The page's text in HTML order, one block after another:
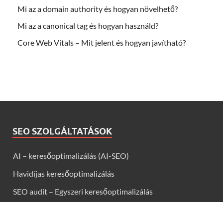
Mi az a domain authority és hogyan növelhető?
Mi az a canonical tag és hogyan használd?
Core Web Vitals – Mit jelent és hogyan javítható?
SEO SZOLGÁLTATÁSOK
AI – keresőoptimalizálás (AI-SEO)
Havidíjas keresőoptimalizálás
SEO audit – Egyszeri keresőoptimalizálás